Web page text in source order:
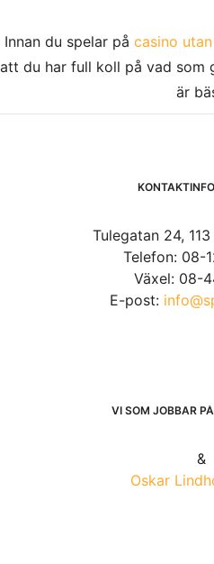
Innan du spelar på casino
att du har full koll på vad som
är
Tulegatan 24,
Telefon: 08-
Växel: 08-
E-post:
VI SOM JOBBAR
&
Oskar